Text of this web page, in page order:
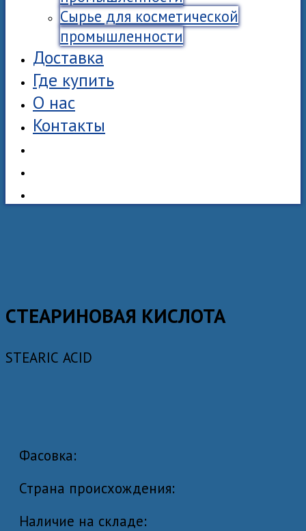
Сырье для косметической
промышленности
Доставка
Где купить
О нас
Контакты
СТЕАРИНОВАЯ КИСЛОТА
STEARIС ACID
Фасовка:
Страна происхождения:
Наличие на складе: